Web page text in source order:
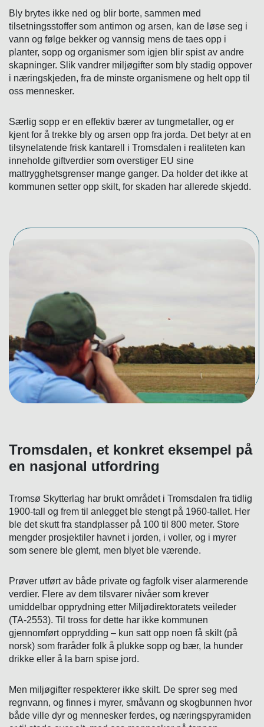
Bly brytes ikke ned og blir borte, sammen med
tilsetningsstoffer som antimon og arsen, kan de løse seg i
vann og følge bekker og vannsig mens de taes opp i
planter, sopp og organismer som igjen blir spist av andre
skapninger. Slik vandrer miljøgifter som bly stadig oppover
i næringskjeden, fra de minste organismene og helt opp til
oss mennesker.
Særlig sopp er en effektiv bærer av tungmetaller, og er
kjent for å trekke bly og arsen opp fra jorda. Det betyr at en
tilsynelatende frisk kantarell i Tromsdalen i realiteten kan
inneholde giftverdier som overstiger EU sine
mattrygghetsgrenser mange ganger. Da holder det ikke at
kommunen setter opp skilt, for skaden har allerede skjedd.
Tromsdalen, et konkret eksempel på
en nasjonal utfordring
Tromsø Skytterlag har brukt området i Tromsdalen fra tidlig
1900-tall og frem til anlegget ble stengt på 1960-tallet. Her
ble det skutt fra standplasser på 100 til 800 meter. Store
mengder prosjektiler havnet i jorden, i voller, og i myrer
som senere ble glemt, men blyet ble værende.
Prøver utført av både private og fagfolk viser alarmerende
verdier. Flere av dem tilsvarer nivåer som krever
umiddelbar opprydning etter Miljødirektoratets veileder
(TA-2553). Til tross for dette har ikke kommunen
gjennomført opprydding – kun satt opp noen få skilt (på
norsk) som fraråder folk å plukke sopp og bær, la hunder
drikke eller å la barn spise jord.
Men miljøgifter respekterer ikke skilt. De sprer seg med
regnvann, og finnes i myrer, småvann og skogbunnen hvor
både ville dyr og mennesker ferdes, og næringspyramiden